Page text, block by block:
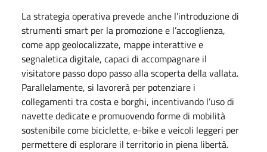
La strategia operativa prevede anche l’introduzione di
strumenti smart per la promozione e l’accoglienza,
come app geolocalizzate, mappe interattive e
segnaletica digitale, capaci di accompagnare il
visitatore passo dopo passo alla scoperta della vallata.
Parallelamente, si lavorerà per potenziare i
collegamenti tra costa e borghi, incentivando l’uso di
navette dedicate e promuovendo forme di mobilità
sostenibile come biciclette, e-bike e veicoli leggeri per
permettere di esplorare il territorio in piena libertà.